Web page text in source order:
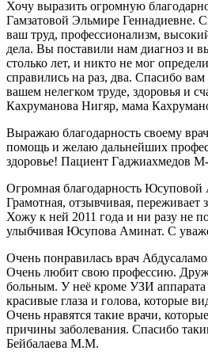
Хочу выразить огромную
Гамзатовой Эльмире Геннадиевне.
ваш труд, профессионализм,
дела. Вы поставили нам диагноз и
столько лет, и никто не мог
справились на раз, два. Спасибо
вашем нелегком труде, здоровья и
Кахруманова Нигяр, мама
Выражаю благодарность своему
помощь и желаю дальнейших
здоровье! Пациент Гаджиахмедов
Огромная благодарность
Грамотная, отзывчивая, переживает
Хожу к ней 2011 года и ни разу не
улыбчивая Юсупова Аминат. С
Очень понравилась врач
Очень любит свою профессию.
больным. У неё кроме УЗИ аппарата
красивые глаза и голова, которые
Очень нравятся такие врачи,
причины заболевания. Спасибо
Бейбалаева М.М.